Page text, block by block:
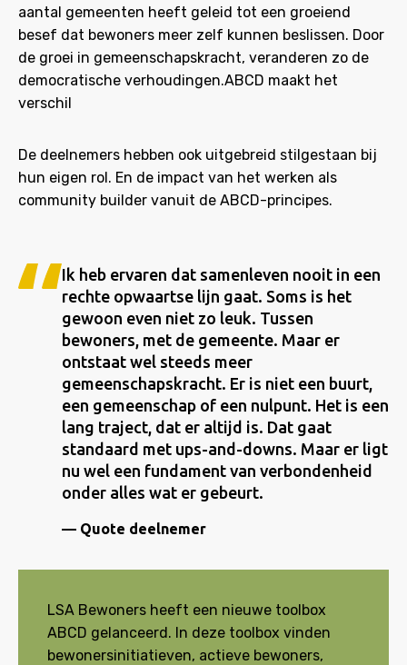
aantal gemeenten heeft geleid tot een groeiend
besef dat bewoners meer zelf kunnen beslissen. Door
de groei in gemeenschapskracht, veranderen zo de
democratische verhoudingen.ABCD maakt het
verschil
De deelnemers hebben ook uitgebreid stilgestaan bij
hun eigen rol. En de impact van het werken als
community builder vanuit de ABCD-principes.
Ik heb ervaren dat samenleven nooit in een
rechte opwaartse lijn gaat. Soms is het
gewoon even niet zo leuk. Tussen
bewoners, met de gemeente. Maar er
ontstaat wel steeds meer
gemeenschapskracht. Er is niet een buurt,
een gemeenschap of een nulpunt. Het is een
lang traject, dat er altijd is. Dat gaat
standaard met ups-and-downs. Maar er ligt
nu wel een fundament van verbondenheid
onder alles wat er gebeurt.
Quote deelnemer
LSA Bewoners heeft een nieuwe toolbox
ABCD gelanceerd. In deze toolbox vinden
bewonersinitiatieven, actieve bewoners,